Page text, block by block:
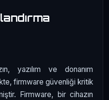
yazılım ve donanım
firmware güvenliği kritik
Firmware, bir cihazın